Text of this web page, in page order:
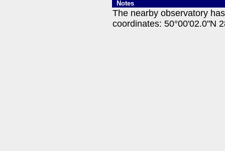
Notes
The nearby observatory
coordinates: 50°00'02.0"N